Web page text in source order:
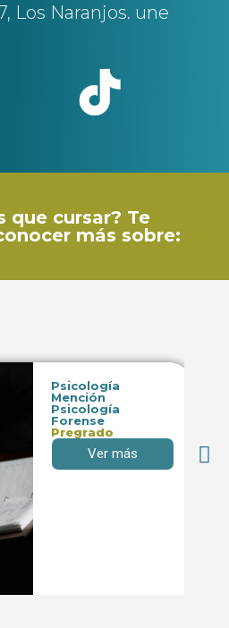
Los Naranjos. une
que cursar? Te
más sobre:
Psicología
Mención
Psicología
Forense
Pregrado
Ver más